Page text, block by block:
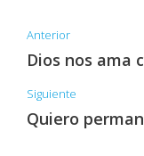
Anterior
Dios nos ama
Siguiente
Quiero